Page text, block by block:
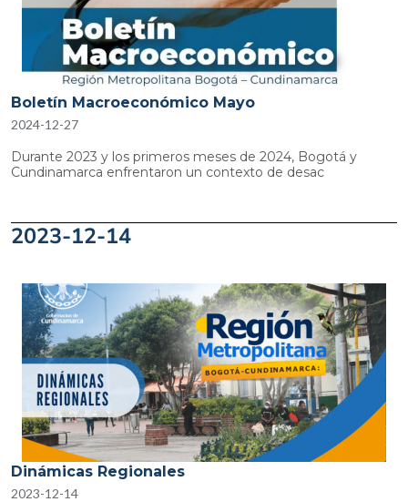
Boletín Macroeconómico Mayo
2024-12-27
Durante 2023 y los primeros meses de 2024, Bogotá y
Cundinamarca enfrentaron un contexto de desac
2023-12-14
Dinámicas Regionales
2023-12-14